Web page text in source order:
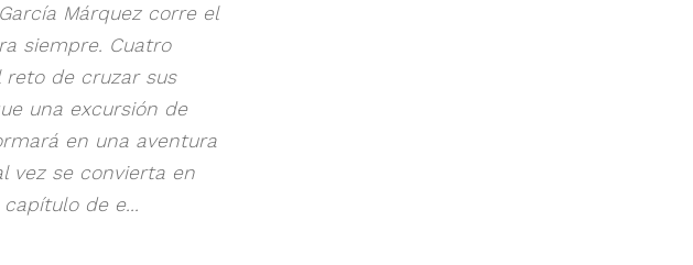
Márquez corre el
siempre. Cuatro
reto de cruzar sus
una excursión de
en una aventura
vez se convierta en
de e...